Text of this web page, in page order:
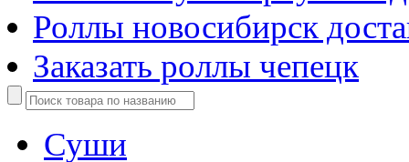
Роллы новосибирск
Заказать роллы чепецк
Суши